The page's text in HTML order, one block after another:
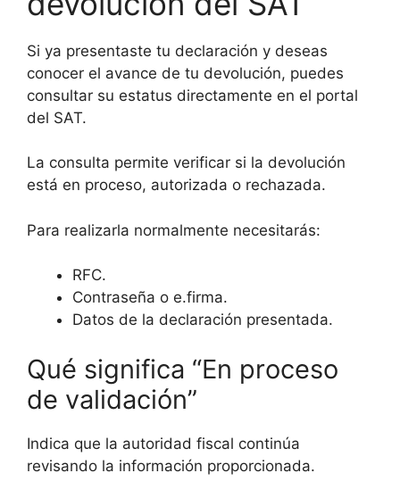
Si ya presentaste tu declaración y deseas
conocer el avance de tu devolución, puedes
consultar su estatus directamente en el portal
del SAT.
La consulta permite verificar si la devolución
está en proceso, autorizada o rechazada.
Para realizarla normalmente necesitarás:
RFC.
Contraseña o e.firma.
Datos de la declaración presentada.
Qué significa “En proceso
de validación”
Indica que la autoridad fiscal continúa
revisando la información proporcionada.